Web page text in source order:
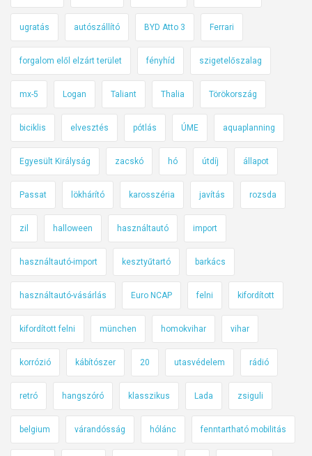
ugratás autószállító BYD Atto 3 Ferrari
forgalom elől elzárt terület fényhíd szigetelőszalag
mx-5 Logan Taliant Thalia Törökország
biciklis elvesztés pótlás ÚME aquaplanning
Egyesült Királyság zacskó hó útdíj állapot
Passat lökhárító karosszéria javítás rozsda
zil halloween használtautó import
használtautó-import kesztyűtartó barkács
használtautó-vásárlás Euro NCAP felni kifordított
kifordított felni münchen homokvihar vihar
korrózió kábítószer 20 utasvédelem rádió
retró hangszóró klasszikus Lada zsiguli
belgium várandósság hólánc fenntartható mobilitás